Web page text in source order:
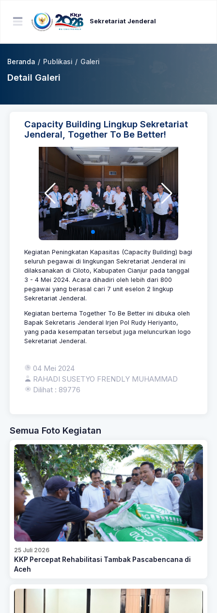
Sekretariat Jenderal
Beranda / Publikasi / Galeri
Detail Galeri
Capacity Building Lingkup Sekretariat
Jenderal, Together To Be Better!
Kegiatan Peningkatan Kapasitas (Capacity Building) bagi
seluruh pegawai di lingkungan Sekretariat Jenderal ini
dilaksanakan di Ciloto, Kabupaten Cianjur pada tanggal
3 - 4 Mei 2024. Acara dihadiri oleh lebih dari 800
pegawai yang berasal cari 7 unit eselon 2 lingkup
Sekretariat Jenderal.
Kegiatan bertema Together To Be Better ini dibuka oleh
Bapak Sekretaris Jenderal Irjen Pol Rudy Heriyanto,
yang pada kesempatan tersebut juga meluncurkan logo
Sekretariat Jenderal.
04 Mei 2024
RAHADI SUSETYO FRENDLY MUHAMMAD
Dilihat : 89776
Semua Foto Kegiatan
25 Juli 2026
KKP Percepat Rehabilitasi Tambak Pascabencana di
Aceh